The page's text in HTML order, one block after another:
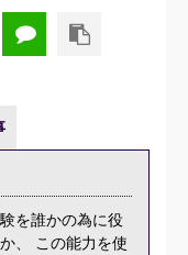
を誰かの為に役
、 この能力を使